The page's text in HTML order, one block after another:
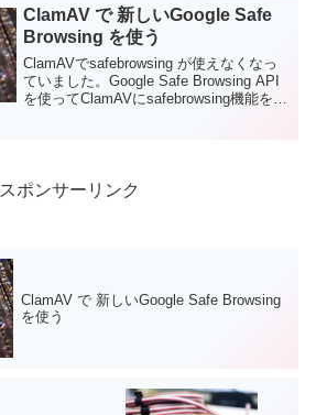
解説します。
ClamAV で 新しいGoogle Safe
Browsing を使う
ClamAVでsafebrowsing が使えなくなっ
ていました。Google Safe Browsing API
を使ってClamAVにsafebrowsing機能を復
スポンサーリンク
ClamAV で 新しいGoogle Safe Browsing
を使う